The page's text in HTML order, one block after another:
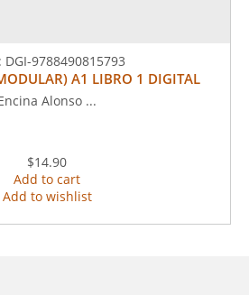
DGI-9788490815793
A1 LIBRO 1 DIGITAL
Alonso ...
$14.90
Add to cart
Add to wishlist